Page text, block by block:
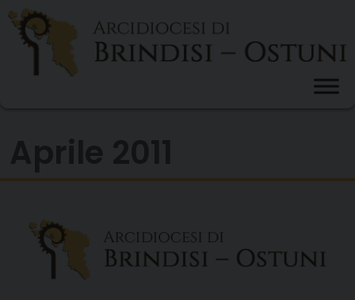
Skip
content